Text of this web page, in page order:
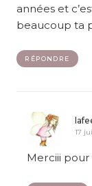
années et
beaucoup ta
RÉPONDRE
17
Merciii